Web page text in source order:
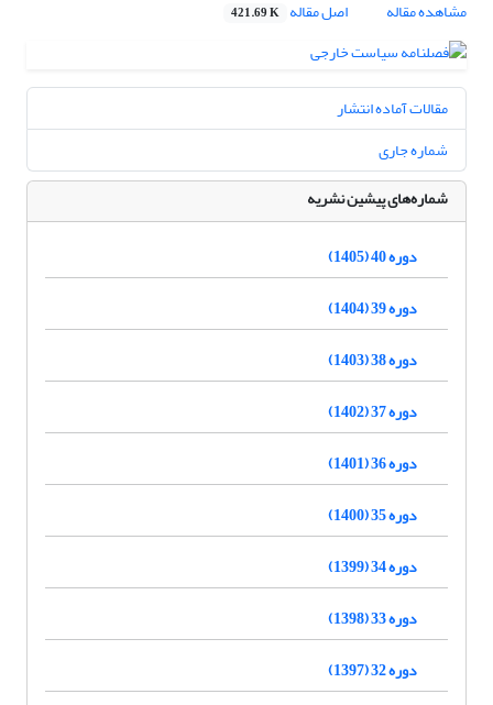
مشاهده مقاله
اصل مقاله 421.69 K
مقالات آماده انتشار
شماره جاری
شماره‌های پیشین نشریه
دوره 40 (1405)
دوره 39 (1404)
دوره 38 (1403)
دوره 37 (1402)
دوره 36 (1401)
دوره 35 (1400)
دوره 34 (1399)
دوره 33 (1398)
دوره 32 (1397)